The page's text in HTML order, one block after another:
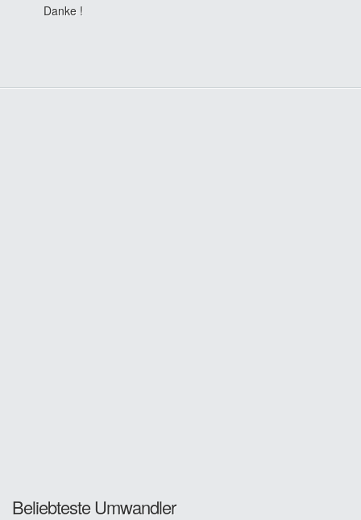
Danke !
Beliebteste Umwandler